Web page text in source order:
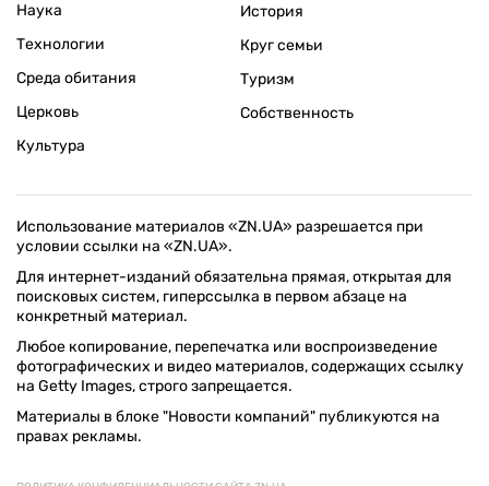
Наука
Технологии
Среда обитания
Церковь
Культура
История
Круг семьи
Туризм
Собственность
Использование материалов «ZN.UA» разрешается при
условии ссылки на «ZN.UA».
Для интернет-изданий обязательна прямая, открытая для
поисковых систем, гиперссылка в первом абзаце на
конкретный материал.
Любое копирование, перепечатка или воспроизведение
фотографических и видео материалов, содержащих ссылку
на Getty Images, строго запрещается.
Материалы в блоке "Новости компаний" публикуются на
правах рекламы.